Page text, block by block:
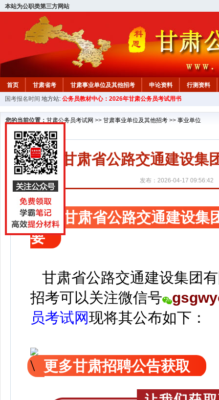
本站为公职类第三方网站
首页 甘肃省考 甘肃事业单位及其他招考 申论资料
行测资料
国考报名时间 地方站: 公务员教材中心：2026年甘肃公务员考试用书
您的当前位置： 甘肃公务员考试网 >> 甘肃事业单位及其他招考 >> 事业单位
甘肃省公路交通建设集
发布：2026-04-17 09:56:42
甘肃省公路交通建设集
要
甘肃省公路交通建设集团
招考可以关注微信号
员考试网现将其公布如下：
更多甘肃招聘公告获取